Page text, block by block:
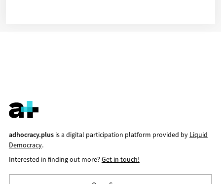
adhocracy.plusis a digital participation platform provided by Liquid
Democracy.
Interested in finding out more?Get in touch!